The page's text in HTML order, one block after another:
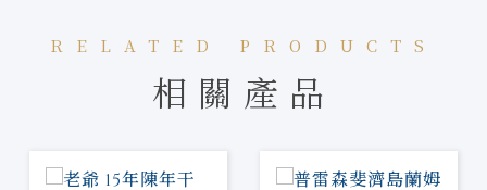
RELATED PRODUCTS
相關產品